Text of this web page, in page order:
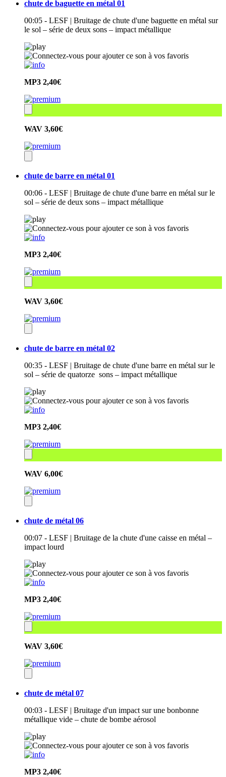
chute de baguette en métal 01
00:05 - LESF | Bruitage de chute d'une baguette en métal sur
le sol – série de deux sons – impact métallique
MP3 2,40€
WAV 3,60€
chute de barre en métal 01
00:06 - LESF | Bruitage de chute d'une barre en métal sur le
sol – série de deux sons – impact métallique
MP3 2,40€
WAV 3,60€
chute de barre en métal 02
00:35 - LESF | Bruitage de chute d'une barre en métal sur le
sol – série de quatorze sons – impact métallique
MP3 2,40€
WAV 6,00€
chute de métal 06
00:07 - LESF | Bruitage de la chute d'une caisse en métal –
impact lourd
MP3 2,40€
WAV 3,60€
chute de métal 07
00:03 - LESF | Bruitage d'un impact sur une bonbonne
métallique vide – chute de bombe aérosol
MP3 2,40€